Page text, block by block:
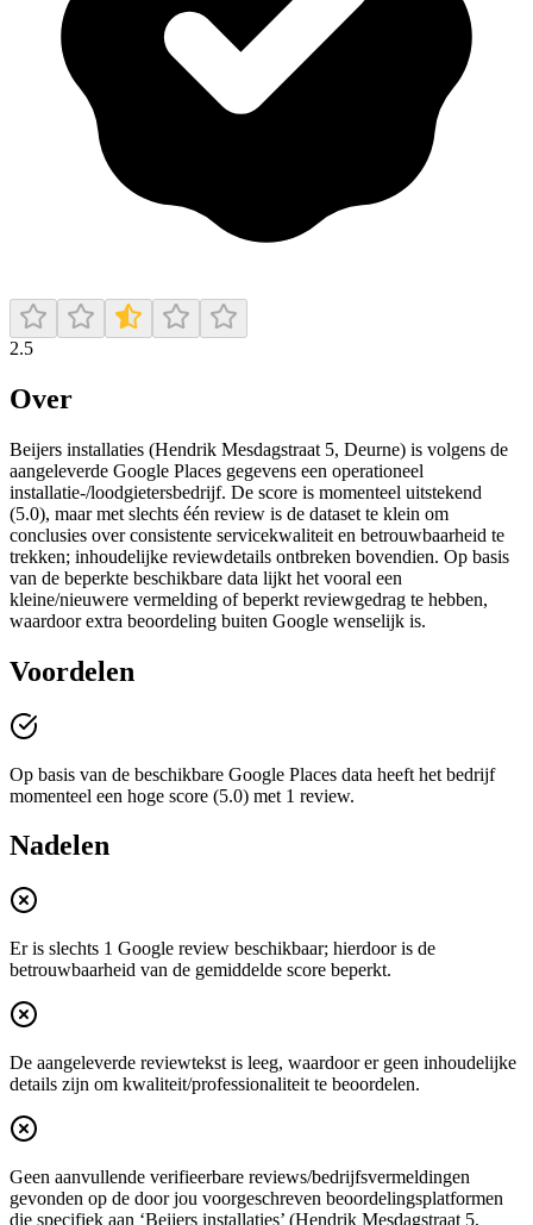
2.5
Over
Beijers installaties (Hendrik Mesdagstraat 5, Deurne) is volgens de
aangeleverde Google Places gegevens een operationeel
installatie-/loodgietersbedrijf. De score is momenteel uitstekend
(5.0), maar met slechts één review is de dataset te klein om
conclusies over consistente servicekwaliteit en betrouwbaarheid te
trekken; inhoudelijke reviewdetails ontbreken bovendien. Op basis
van de beperkte beschikbare data lijkt het vooral een
kleine/nieuwere vermelding of beperkt reviewgedrag te hebben,
waardoor extra beoordeling buiten Google wenselijk is.
Voordelen
Op basis van de beschikbare Google Places data heeft het bedrijf
momenteel een hoge score (5.0) met 1 review.
Nadelen
Er is slechts 1 Google review beschikbaar; hierdoor is de
betrouwbaarheid van de gemiddelde score beperkt.
De aangeleverde reviewtekst is leeg, waardoor er geen inhoudelijke
details zijn om kwaliteit/professionaliteit te beoordelen.
Geen aanvullende verifieerbare reviews/bedrijfsvermeldingen
gevonden op de door jou voorgeschreven beoordelingsplatformen
die specifiek aan ‘Beijers installaties’ (Hendrik Mesdagstraat 5,